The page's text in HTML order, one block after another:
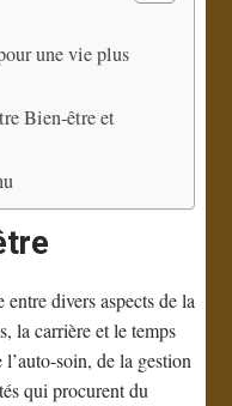
une vie plus
Bien-être et
divers aspects de la
la carrière et le temps
soin, de la gestion
qui procurent du